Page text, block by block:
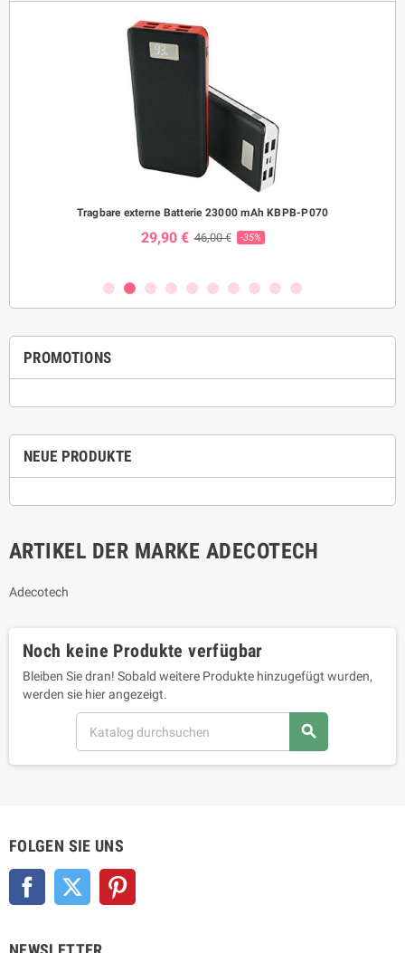
Tragbare externe Batterie 23000 mAh KBPB-P070
29,90 € 46,00 € -35%
PROMOTIONS
NEUE PRODUKTE
ARTIKEL DER MARKE ADECOTECH
Adecotech
Noch keine Produkte verfügbar
Bleiben Sie dran! Sobald weitere Produkte hinzugefügt wurden,
werden sie hier angezeigt.
search
FOLGEN SIE UNS
Facebook Twitter